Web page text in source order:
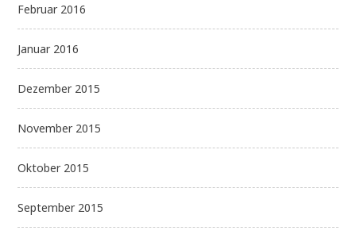
Februar 2016
Januar 2016
Dezember 2015
November 2015
Oktober 2015
September 2015